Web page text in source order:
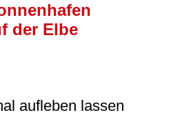
der Elbe
aufleben lassen